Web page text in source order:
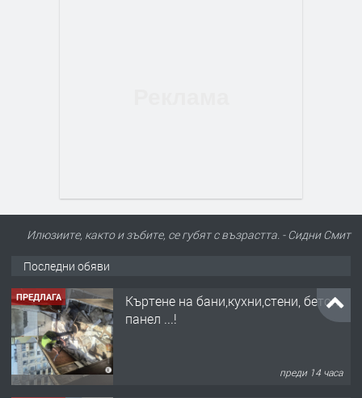
Илюзиите, както и зъбите, се губят с възрастта. - Сидни Смит
Последни обяви
ПРЕДЛАГА
Къртене на бани,кухни,стени, бетон,
панел ...!
преди 14 часа